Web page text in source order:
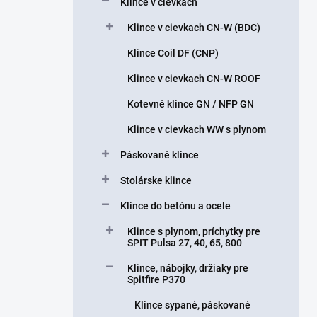
Klince v cievkach CN-W (BDC)
Klince Coil DF (CNP)
Klince v cievkach CN-W ROOF
Kotevné klince GN / NFP GN
Klince v cievkach WW s plynom
Páskované klince
Stolárske klince
Klince do betónu a ocele
Klince s plynom, príchytky pre
SPIT Pulsa 27, 40, 65, 800
Klince, nábojky, držiaky pre
Spitfire P370
Klince sypané, páskované